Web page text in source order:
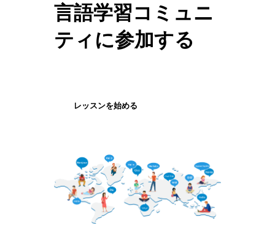
言語学習コミュニ
ティに参加する
レッスンを始める